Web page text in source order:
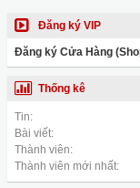
Đăng ký VIP
Đăng ký Cửa Hàng
Thống kê
Tin:
Bài viết:
Thành viên:
Thành viên mới nhất: